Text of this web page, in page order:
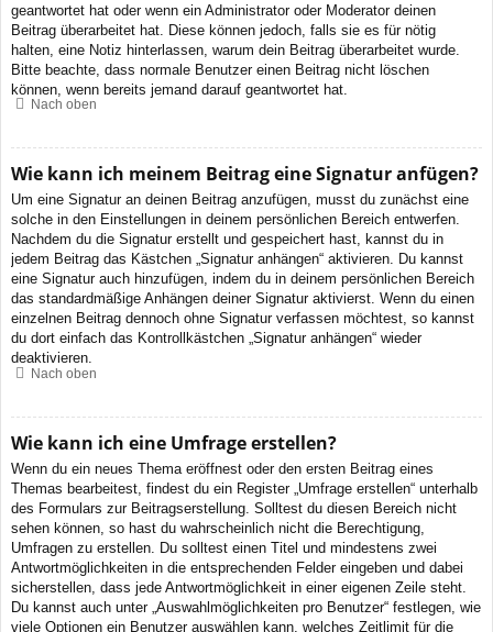
geantwortet hat oder wenn ein Administrator oder Moderator deinen
Beitrag überarbeitet hat. Diese können jedoch, falls sie es für nötig
halten, eine Notiz hinterlassen, warum dein Beitrag überarbeitet wurde.
Bitte beachte, dass normale Benutzer einen Beitrag nicht löschen
können, wenn bereits jemand darauf geantwortet hat.
Nach oben
Wie kann ich meinem Beitrag eine Signatur anfügen?
Um eine Signatur an deinen Beitrag anzufügen, musst du zunächst eine
solche in den Einstellungen in deinem persönlichen Bereich entwerfen.
Nachdem du die Signatur erstellt und gespeichert hast, kannst du in
jedem Beitrag das Kästchen „Signatur anhängen“ aktivieren. Du kannst
eine Signatur auch hinzufügen, indem du in deinem persönlichen Bereich
das standardmäßige Anhängen deiner Signatur aktivierst. Wenn du einen
einzelnen Beitrag dennoch ohne Signatur verfassen möchtest, so kannst
du dort einfach das Kontrollkästchen „Signatur anhängen“ wieder
deaktivieren.
Nach oben
Wie kann ich eine Umfrage erstellen?
Wenn du ein neues Thema eröffnest oder den ersten Beitrag eines
Themas bearbeitest, findest du ein Register „Umfrage erstellen“ unterhalb
des Formulars zur Beitragserstellung. Solltest du diesen Bereich nicht
sehen können, so hast du wahrscheinlich nicht die Berechtigung,
Umfragen zu erstellen. Du solltest einen Titel und mindestens zwei
Antwortmöglichkeiten in die entsprechenden Felder eingeben und dabei
sicherstellen, dass jede Antwortmöglichkeit in einer eigenen Zeile steht.
Du kannst auch unter „Auswahlmöglichkeiten pro Benutzer“ festlegen, wie
viele Optionen ein Benutzer auswählen kann, welches Zeitlimit für die